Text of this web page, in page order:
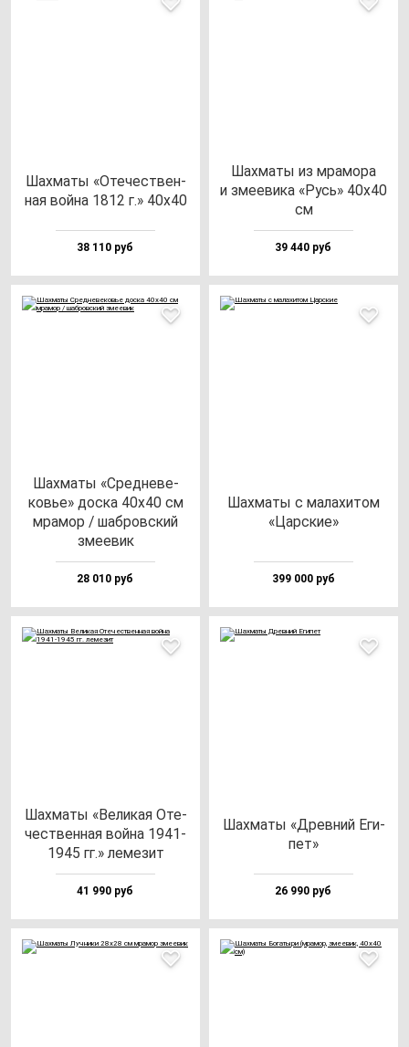
Шах­ма­ты «Оте­чес­твен­
ная вой­на 1812 г.» 40х40
38 110 руб
Шах­ма­ты из мра­мо­ра
и зме­еви­ка «Русь» 40х40
см
39 440 руб
Шах­ма­ты «Сред­не­ве­
ковье» дос­ка 40х40 см
мра­мор / шаб­ров­ский
зме­евик
28 010 руб
Шах­ма­ты с ма­ла­хи­том
«Цар­ские»
399 000 руб
Шах­ма­ты «Вели­кая Оте­
чес­твен­ная вой­на 1941-
1945 гг.» ле­ме­зит
41 990 руб
Шах­ма­ты «Древ­ний Еги­
пет»
26 990 руб